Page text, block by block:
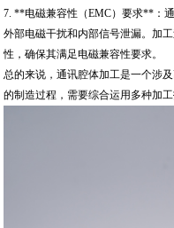
7. **电磁兼容性（EMC）要求**：
外部电磁干扰和内部信号泄漏。加
性，确保其满足电磁兼容性要求。
总的来说，通讯腔体加工是一个涉
的制造过程，需要综合运用多种加